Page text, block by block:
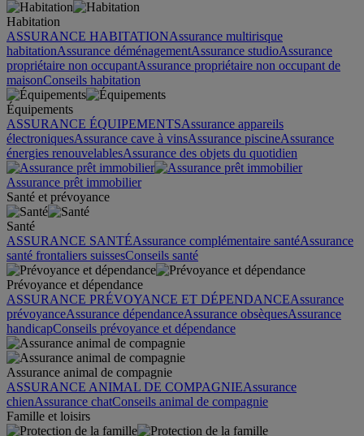
Habitation
ASSURANCE HABITATIONAssurance multirisque
habitationAssurance déménagementAssurance studioAssurance
propriétaire non occupantAssurance propriétaire non occupant de
maisonConseils habitation
Équipements
ASSURANCE ÉQUIPEMENTSAssurance appareils
électroniquesAssurance cave à vinsAssurance piscineAssurance
énergies renouvelablesAssurance des objets du quotidien
Assurance prêt immobilier
Santé et prévoyance
Santé
ASSURANCE SANTÉAssurance complémentaire santéAssurance
santé frontaliers suissesConseils santé
Prévoyance et dépendance
ASSURANCE PRÉVOYANCE ET DÉPENDANCEAssurance
prévoyanceAssurance dépendanceAssurance obsèquesAssurance
handicapConseils prévoyance et dépendance
Assurance animal de compagnie
ASSURANCE ANIMAL DE COMPAGNIEAssurance
chienAssurance chatConseils animal de compagnie
Famille et loisirs